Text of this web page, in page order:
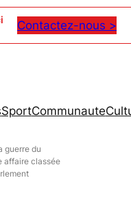
Contactez-nous >
SportCommunaute
guerre du
affaire classée